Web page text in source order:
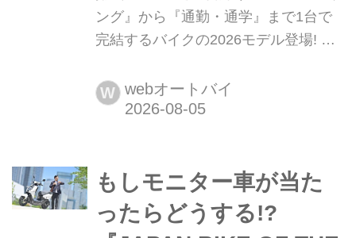
ング』から『通勤・通学』まで1台で
完結するバイクの2026モデル登場! 仕
となっては逆にリーズナブルかも......
【スズキのバイク! の新車ニュース】
場欧州で「グランドツアラー」として
愛され続ける400ccモデルが一部仕様
を変更して登場です!
W webオートバイ
もしモニター車が当た
ったらどうする!?